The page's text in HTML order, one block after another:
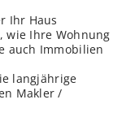
Ihr Haus
wie Ihre Wohnung
auch Immobilien
langjährige
Makler /